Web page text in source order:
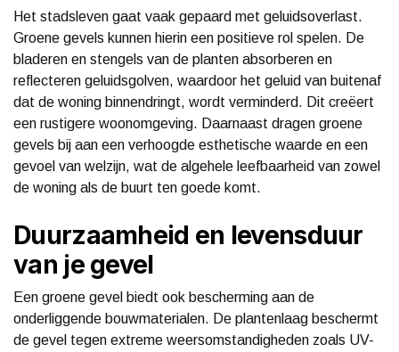
Het stadsleven gaat vaak gepaard met geluidsoverlast.
Groene gevels kunnen hierin een positieve rol spelen. De
bladeren en stengels van de planten absorberen en
reflecteren geluidsgolven, waardoor het geluid van buitenaf
dat de woning binnendringt, wordt verminderd. Dit creëert
een rustigere woonomgeving. Daarnaast dragen groene
gevels bij aan een verhoogde esthetische waarde en een
gevoel van welzijn, wat de algehele leefbaarheid van zowel
de woning als de buurt ten goede komt.
Duurzaamheid en levensduur
van je gevel
Een groene gevel biedt ook bescherming aan de
onderliggende bouwmaterialen. De plantenlaag beschermt
de gevel tegen extreme weersomstandigheden zoals UV-